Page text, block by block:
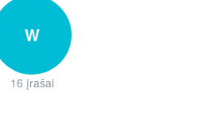
W
16 įrašai